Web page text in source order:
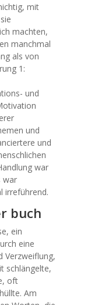
mit
machten,
manchmal
als von
1:
und
und
und
war
war
irreführend.
buch
ein
eine
Verzweiflung,
schlängelte,
oft
Am